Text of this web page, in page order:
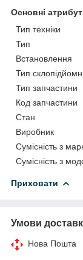
Основні
Тип техніки
Тип
Встановлення
Тип
Тип запчастини
Код запчастини
Стан
Виробник
Сумісність з
Сумісність з
Приховати
Умови
Нова Пошта